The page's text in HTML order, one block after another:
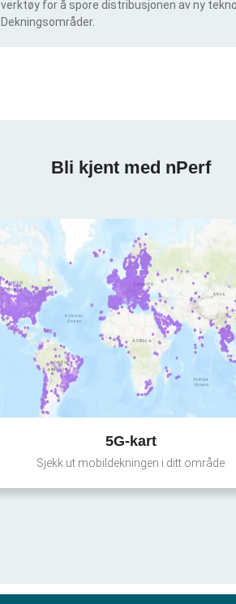
verktøy for å spore distribusjonen av ny
Dekningsområder.
Bli kjent med nPerf
5G-kart
Sjekk ut mobildekningen i ditt område